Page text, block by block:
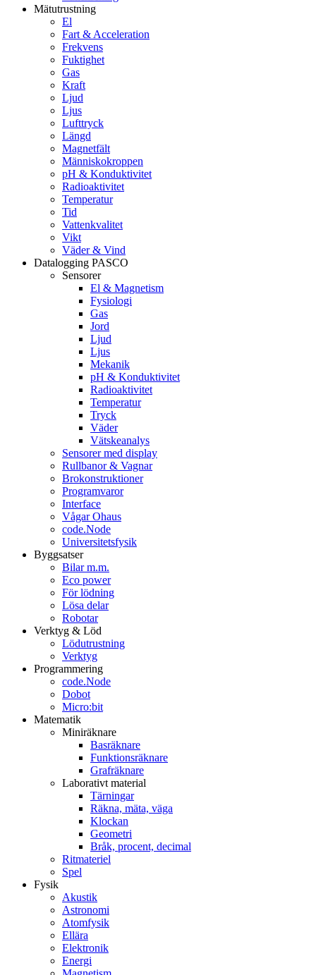
Mätutrustning
El
Fart & Acceleration
Frekvens
Fuktighet
Gas
Kraft
Ljud
Ljus
Lufttryck
Längd
Magnetfält
Människokroppen
pH & Konduktivitet
Radioaktivitet
Temperatur
Tid
Vattenkvalitet
Vikt
Väder & Vind
Datalogging PASCO
Sensorer
El & Magnetism
Fysiologi
Gas
Jord
Ljud
Ljus
Mekanik
pH & Konduktivitet
Radioaktivitet
Temperatur
Tryck
Väder
Vätskeanalys
Sensorer med display
Rullbanor & Vagnar
Brokonstruktioner
Programvaror
Interface
Vågar Ohaus
code.Node
Universitetsfysik
Byggsatser
Bilar m.m.
Eco power
För lödning
Lösa delar
Robotar
Verktyg & Löd
Lödutrustning
Verktyg
Programmering
code.Node
Dobot
Micro:bit
Matematik
Miniräknare
Basräknare
Funktionsräknare
Grafräknare
Laborativt material
Tärningar
Räkna, mäta, väga
Klockan
Geometri
Bråk, procent, decimal
Ritmateriel
Spel
Fysik
Akustik
Astronomi
Atomfysik
Ellära
Elektronik
Energi